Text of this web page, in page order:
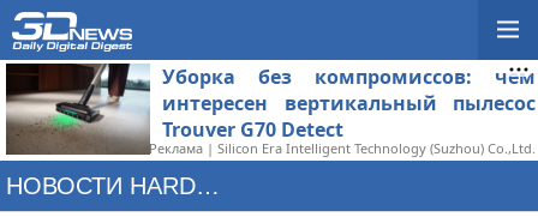
Уборка без компромиссов: чем
интересен вертикальный пылесос
Trouver G70 Detect
Реклама | Silicon Era Intelligent Technology (Suzhou) Co.,Ltd.
НОВОСТИ HARDWARE